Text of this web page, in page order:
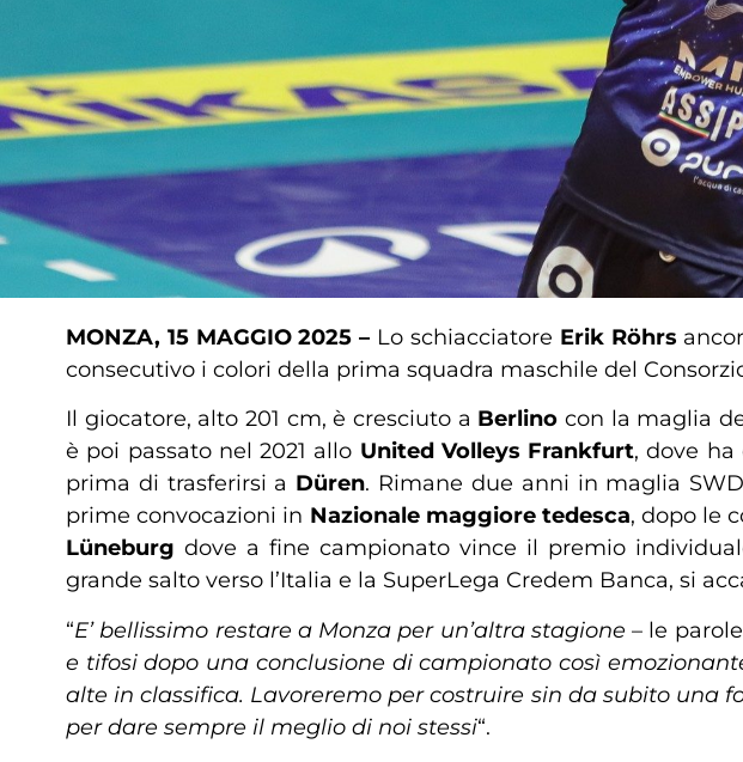
MONZA, 15 MAGGIO 2025 – Lo schiacciatore Erik Röhrs
consecutivo i colori della prima squadra maschile del
Il giocatore, alto 201 cm, è cresciuto a Berlino con la maglia
è poi passato nel 2021 allo United Volleys Frankfurt, dove ha
prima di trasferirsi a Düren. Rimane due anni in maglia
prime convocazioni in Nazionale maggiore tedesca, dopo le
Lüneburgdove a fine campionato vince il premio
grande salto verso l’Italia e la SuperLega Credem Banca, si
“E’ bellissimo restare a Monza per un’altra stagione – le
e tifosi dopo una conclusione di campionato così
alte in classifica. Lavoreremo per costruire sin da subito
per dare sempre il meglio di noi stessi“.